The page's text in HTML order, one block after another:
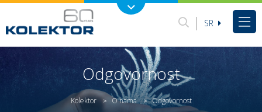
SR
Odgovornost
Kolektor > O nama > Odgovornost